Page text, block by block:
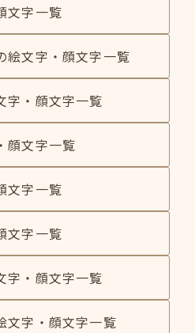
文字一覧
絵文字・顔文字一覧
字・顔文字一覧
顔文字一覧
文字一覧
文字一覧
字・顔文字一覧
文字・顔文字一覧